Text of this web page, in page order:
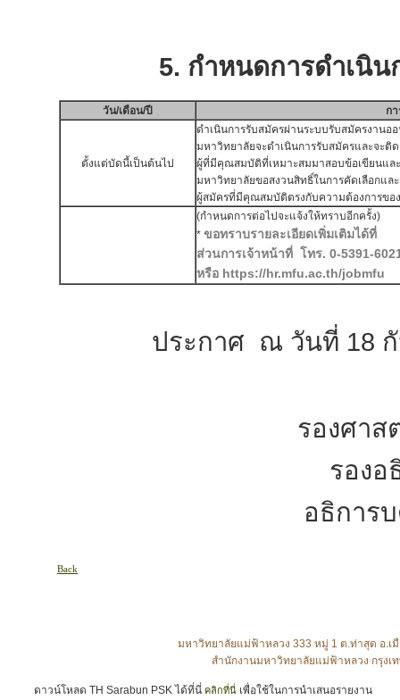
5. กำหนดการดำเนินก
วัน/เดือน/ปี ก
ตั้งแต่บัดนี้เป็นต้นไป
ดำเนินการรับสมัครผ่านระบบรับสมัครงานอ
มหาวิทยาลัยจะดำเนินการรับสมัครและจะติด
ผู้ที่มีคุณสมบัติที่เหมาะสมมาสอบข้อเขียนแ
มหาวิทยาลัยขอสงวนสิทธิ์ในการคัดเลือกแล
ผู้สมัครที่มีคุณสมบัติตรงกับความต้องการขอ
(กำหนดการต่อไปจะแจ้งให้ทราบอีกครั้ง)
* ขอทราบรายละเอียดเพิ่มเติมได้ที่
ส่วนการเจ้าหน้าที่ โทร. 0-5391-
หรือ https://hr.mfu.ac.th/jobmfu
ประกาศ ณ วันที่ 18 กัน
รองศา
รอง
อธิการ
Back
มหาวิทยาลัยแม่ฟ้าหลวง 333 หมู่ 1 ต.ท่าสุด อ.เมื
สำนักงานมหาวิทยาลัยแม่ฟ้าหลวง กรุงเ
ดาวน์โหลด TH Sarabun PSK ได้ที่นี่ คลิกที่นี่ เพื่อใช้ในการนำเสนอรายงาน